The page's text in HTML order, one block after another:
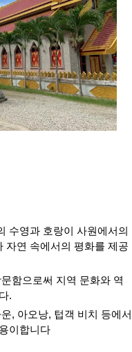
수영과 호랑이 사원에서의
자연 속에서의 평화를 제공
함으로써 지역 문화와 역
.
, 아오낭, 텁객 비치 등에서
이합니다